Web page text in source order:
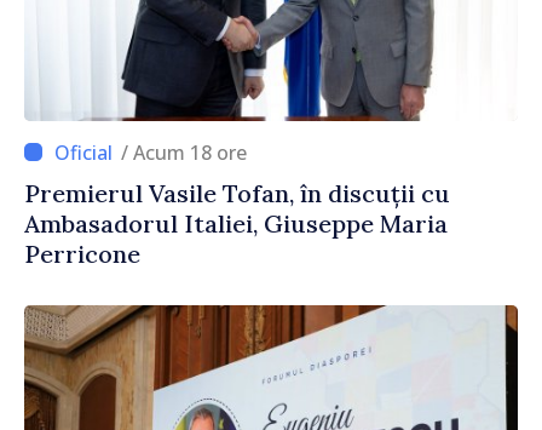
/ Acum 18 ore
Premierul Vasile Tofan, în discuții cu
Ambasadorul Italiei, Giuseppe Maria
Perricone